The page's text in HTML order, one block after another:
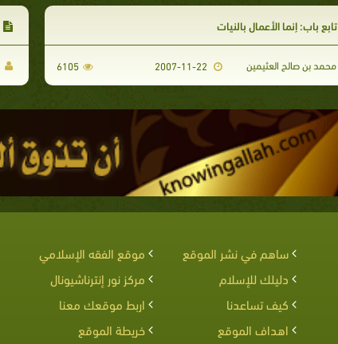
تابع باب: إنما الأعمال بالنيات
محمد بن صالح العثيمين 6105
ساهم في نشر الموقع
موقع الفقه الإسلامي
دليلك للإسلام
مركز نور إنترناشيونال
كيف تساعدنا
اربط موقعك معنا
اهداف الموقع
خريطة الموقع